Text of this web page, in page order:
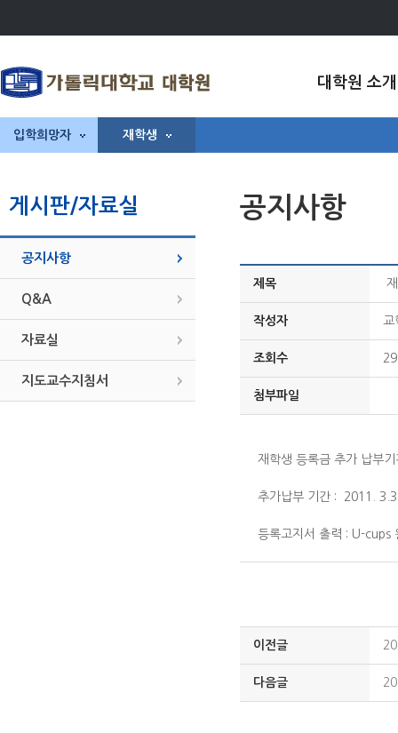
대학원 소개
입학희망자 재학생
게시판/자료실
공지사항
Q&A
자료실
지도교수지침서
공지사항
제목
작성자 교
조회수
첨부파일
재학생 등록금 추가 납부
추가납부 기간 : 2011.
등록고지서 출력 : U-cups
이전글
다음글